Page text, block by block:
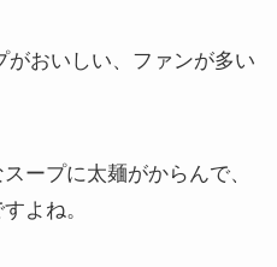
がおいしい、ファンが多い
ープに太麺がからんで、
よね。